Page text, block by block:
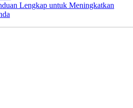
Lengkap untuk Meningkatkan